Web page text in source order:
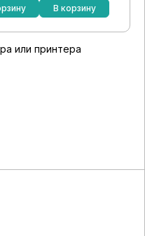
В корзину
или принтера